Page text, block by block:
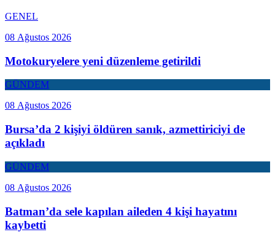
GENEL
08 Ağustos 2026
Motokuryelere yeni düzenleme getirildi
GÜNDEM
08 Ağustos 2026
Bursa’da 2 kişiyi öldüren sanık, azmettiriciyi de
açıkladı
GÜNDEM
08 Ağustos 2026
Batman’da sele kapılan aileden 4 kişi hayatını
kaybetti